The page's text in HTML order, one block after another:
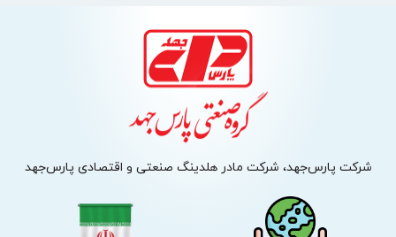
شرکت پارس‌جهد، شرکت مادر هلدینگ صنعتی و اقتصادی پارس‌جهد